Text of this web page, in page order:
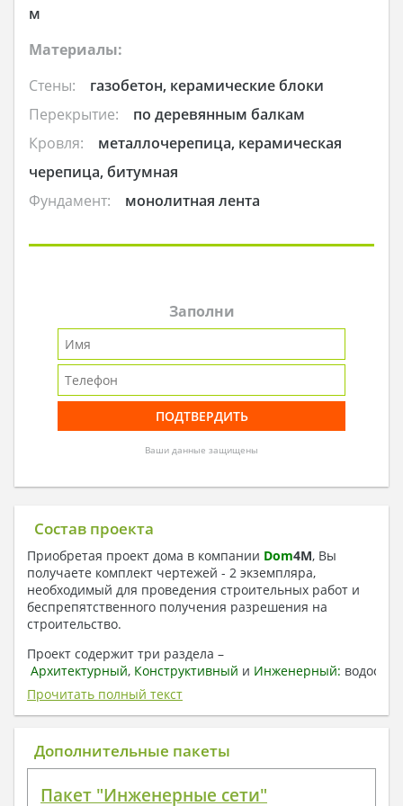
м
Материалы:
Стены:
газобетон, керамические блоки
Перекрытие:
по деревянным балкам
Кровля:
металлочерепица, керамическая
черепица, битумная
Фундамент:
монолитная лента
Заполни
Ваши данные защищены
Состав проекта
Приобретая проект дома в компании Dom4M, Вы
получаете комплект чертежей - 2 экземпляра,
необходимый для проведения строительных работ и
беспрепятственного получения разрешения на
строительство.
Проект содержит три раздела –
Архитектурный, Конструктивный и Инженерный:
отопление, вентиляция, канализация,
электроснабжение (приобретается за дополнительную
плату) + Пояснительная записка.
1. Архитектурный раздел:
План координационных осей
Прочитать полный текст
Дополнительные пакеты
Пакет "Инженерные сети"